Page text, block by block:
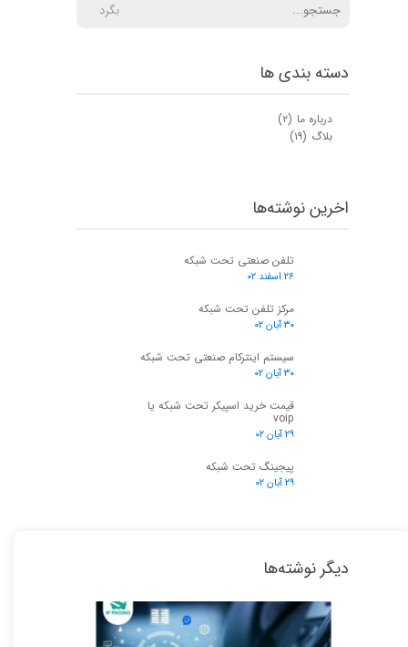
دسته بندی ها
درباره ما (۲)
بلاگ (۱۹)
بگرد
اخرین نوشته‌ها
تلفن صنعتی تحت شبکه
۲۶ اسفند ۰۲
مرکز تلفن تحت شبکه
۳۰ آبان ۰۲
سیستم اینترکام صنعتی تحت شبکه
۳۰ آبان ۰۲
قیمت خرید اسپیکر تحت شبکه یا
voip
۲۹ آبان ۰۲
پیجینگ تحت شبکه
۲۹ آبان ۰۲
دیگر نوشته‌ها